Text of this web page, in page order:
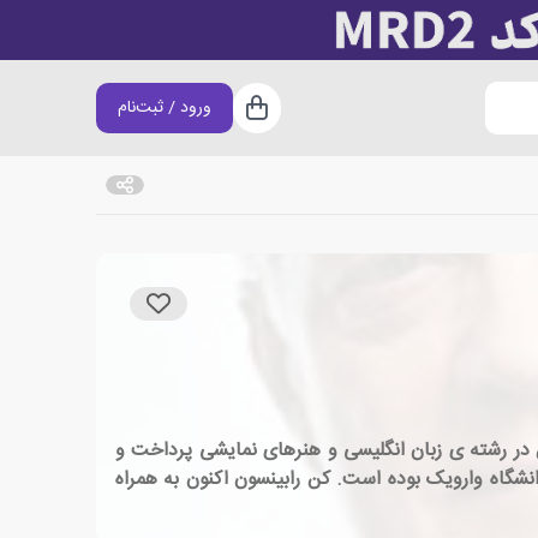
سبد خرید
ورود / ثبت‌نام
به تحصیل در رشته ی زبان انگلیسی و هنرهای نمایشی پرداخت و
خود را برای تحقیق در حوزه ی تئاتر و نمایش از دانشگاه لندن دریافت کرد.او از سال 2001 استاد دانشگاه وارویک بوده است. کن رابینسون اکنون به همراه